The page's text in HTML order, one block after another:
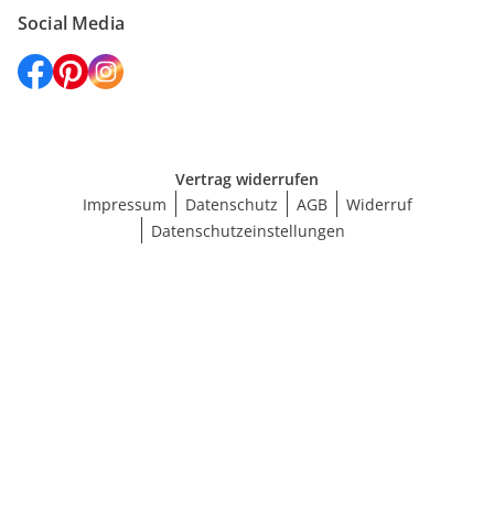
Social Media
Vertrag widerrufen
Impressum
Datenschutz AGB
Widerruf
Datenschutzeinstellungen